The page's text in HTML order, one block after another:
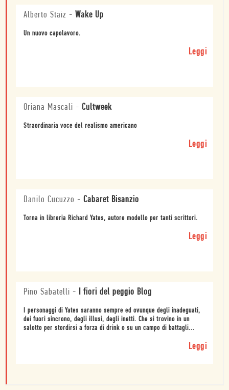
Alberto Staiz - Wake Up
Un nuovo capolavoro.
Leggi
Oriana Mascali - Cultweek
Straordinaria voce del realismo americano
Leggi
Danilo Cucuzzo - Cabaret Bisanzio
Torna in libreria Richard Yates, autore modello per tanti scrittori.
Leggi
Pino Sabatelli - I fiori del peggio Blog
I personaggi di Yates saranno sempre ed ovunque degli inadeguati,
dei fuori sincrono, degli illusi, degli inetti. Che si trovino in un
salotto per stordirsi a forza di drink o su un campo di battagli...
Leggi